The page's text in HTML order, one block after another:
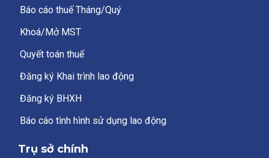
Báo cáo thuế Tháng/Quý
Khoá/Mở MST
Quyết toán thuế
Đăng ký Khai trình lao động
Đăng ký BHXH
Báo cáo tình hình sử dụng lao động
Trụ sở chính